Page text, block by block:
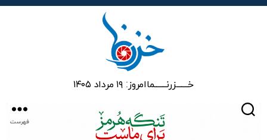
خـــــــزرنـــــــماامروز: ۱۹ مرداد ۱۴۰۵
فهرست